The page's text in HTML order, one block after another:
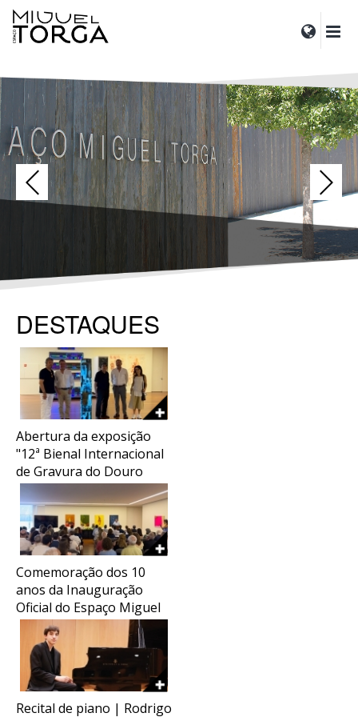
DESTAQUES
Abertura da exposição
"12ª Bienal Internacional
de Gravura do Douro
2026"
Comemoração dos 10
anos da Inauguração
Oficial do Espaço Miguel
Torga
Recital de piano | Rodrigo